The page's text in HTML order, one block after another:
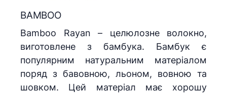
BAMBOO
Bamboo Rayan – целюлозне волокно,
виготовлене з бамбука. Бамбук є
популярним натуральним матеріалом
поряд з бавовною, льоном, вовною та
шовком. Цей матеріал має хорошу